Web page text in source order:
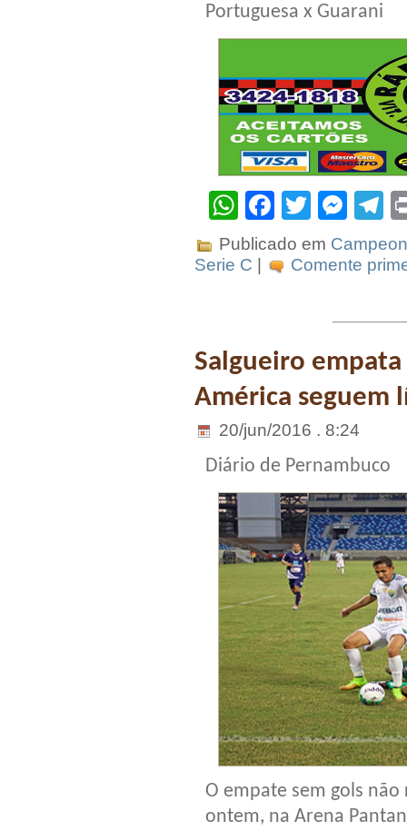
Portuguesa x Guarani
WhatsApp
Facebook
Twitter
Publicado em
Serie C
Comente
Salgueiro empata
América seguem
20/jun/2016 . 8:24
Diário de Pernambuco
O empate sem gols
ontem, na Arena